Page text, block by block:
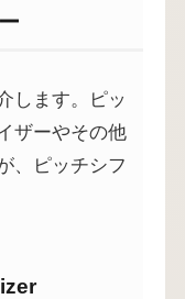
します。ピッ
ザーやその他
、ピッチシフ